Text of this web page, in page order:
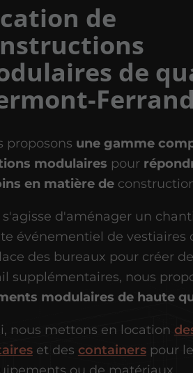
de
de
Ferrand
proposons une gamme
modulaires pour
en matière de
s'agisse d'aménager un
événementiel de vestiaires
des bureaux pour créer
supplémentaires, nous
modulaires de haute
nous mettons en location
et des containerspour